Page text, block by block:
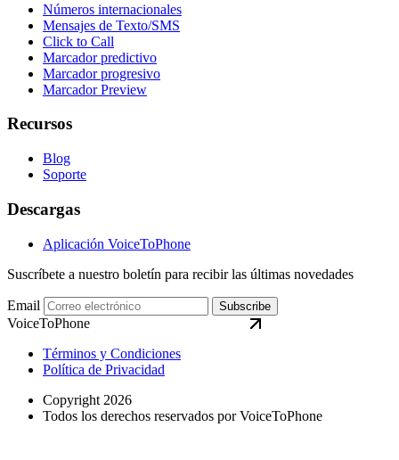
Números internacionales
Mensajes de Texto/SMS
Click to Call
Marcador predictivo
Marcador progresivo
Marcador Preview
Recursos
Blog
Soporte
Descargas
Aplicación VoiceToPhone
Suscríbete a nuestro boletín para recibir las últimas novedades
Email Subscribe
VoiceToPhone
Términos y Condiciones
Política de Privacidad
Copyright 2026
Todos los derechos reservados por VoiceToPhone